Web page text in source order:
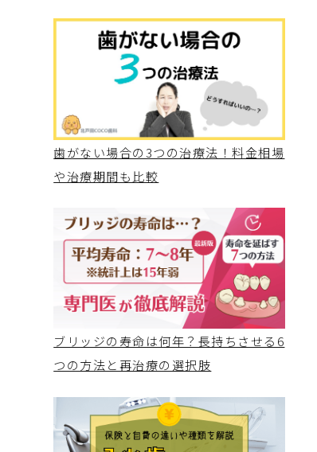
歯がない場合の3つの治療法！料金相場
や治療期間も比較
ブリッジの寿命は何年？長持ちさせる6
つの方法と再治療の選択肢